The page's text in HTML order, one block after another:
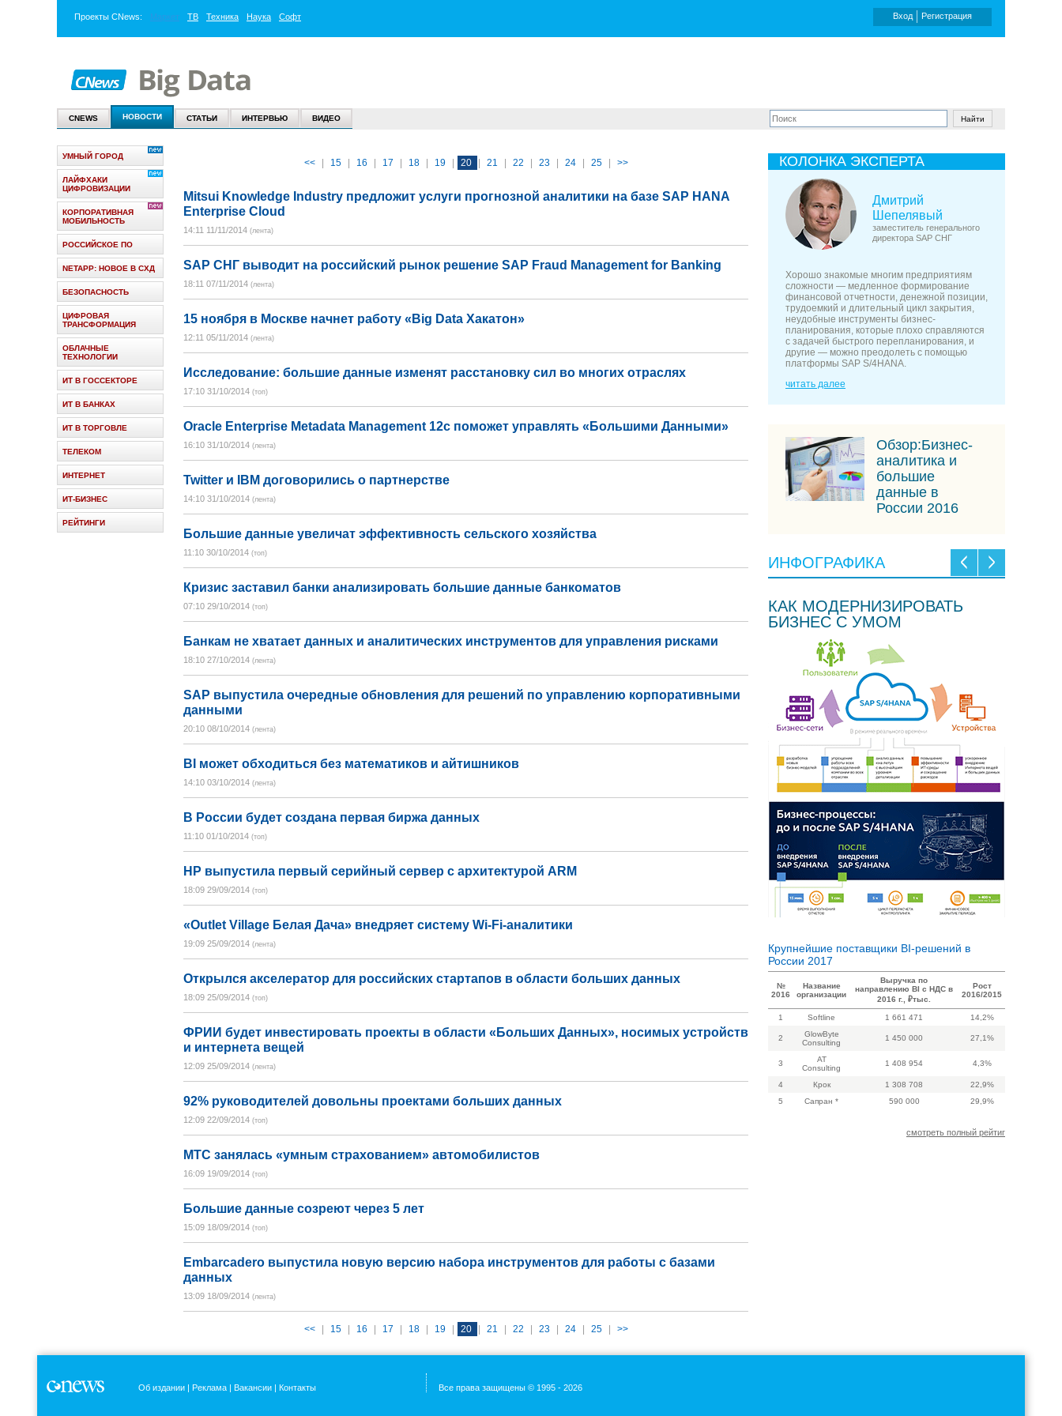
Вход Регистрация
Проекты CNews: Маркет ТВ Техника Наука Софт
CNEWS НОВОСТИ СТАТЬИ ИНТЕРВЬЮ ВИДЕО
<< 15 16 17 18 19 20 21 22 23 24 25 >>
Mitsui Knowledge Industry предложит услуги прогнозной аналитики на базе SAP HANA
Enterprise Cloud
14:11 11/11/2014 (лента)
SAP СНГ выводит на российский рынок решение SAP Fraud Management for Banking
18:11 07/11/2014 (лента)
15 ноября в Москве начнет работу «Big Data Хакатон»
12:11 05/11/2014 (лента)
Исследование: большие данные изменят расстановку сил во многих отраслях
17:10 31/10/2014 (топ)
Oracle Enterprise Metadata Management 12c поможет управлять «Большими Данными»
16:10 31/10/2014 (лента)
Twitter и IBM договорились о партнерстве
14:10 31/10/2014 (лента)
Большие данные увеличат эффективность сельского хозяйства
11:10 30/10/2014 (топ)
Кризис заставил банки анализировать большие данные банкоматов
07:10 29/10/2014 (топ)
Банкам не хватает данных и аналитических инструментов для управления рисками
18:10 27/10/2014 (лента)
SAP выпустила очередные обновления для решений по управлению корпоративными
данными
20:10 08/10/2014 (лента)
BI может обходиться без математиков и айтишников
14:10 03/10/2014 (лента)
В России будет создана первая биржа данных
11:10 01/10/2014 (топ)
HP выпустила первый серийный сервер с архитектурой ARM
18:09 29/09/2014 (топ)
«Outlet Village Белая Дача» внедряет систему Wi-Fi-аналитики
19:09 25/09/2014 (лента)
Открылся акселератор для российских стартапов в области больших данных
18:09 25/09/2014 (топ)
ФРИИ будет инвестировать проекты в области «Больших Данных», носимых устройств
и интернета вещей
12:09 25/09/2014 (лента)
92% руководителей довольны проектами больших данных
12:09 22/09/2014 (топ)
МТС занялась «умным страхованием» автомобилистов
16:09 19/09/2014 (топ)
Большие данные созреют через 5 лет
15:09 18/09/2014 (топ)
Embarcadero выпустила новую версию набора инструментов для работы с базами
данных
13:09 18/09/2014 (лента)
<< 15 16 17 18 19 20 21 22 23 24 25 >>
КОЛОНКА ЭКСПЕРТА
Дмитрий
Шепелявый
заместитель генерального
директора SAP СНГ
Хорошо знакомые многим предприятиям
сложности — медленное формирование
финансовой отчетности, денежной позиции,
трудоемкий и длительный цикл закрытия,
неудобные инструменты бизнес-
планирования, которые плохо справляются
с задачей быстрого перепланирования, и
другие — можно преодолеть с помощью
платформы SAP S/4HANA.
читать далее
Обзор:Бизнес-
аналитика и
большие
данные в
России 2016
ИНФОГРАФИКА
КАК МОДЕРНИЗИРОВАТЬ
БИЗНЕС С УМОМ
Next
Крупнейшие поставщики BI-решений в
России 2017
№
2016
Название
организации
Выручка по
направлению BI с НДС в
2016 г., ₽тыс.
Рост
2016/2015
1 Softline 1 661 471 14,2%
2
GlowByte
Consulting
1 450 000 27,1%
3
AT
Consulting
1 408 954 4,3%
4 Крок 1 308 708
22,9%
5
Сапран * 590 000 29,9%
смотреть полный рейтиг
УМНЫЙ ГОРОД
ЛАЙФХАКИ
ЦИФРОВИЗАЦИИ
КОРПОРАТИВНАЯ
МОБИЛЬНОСТЬ
РОССИЙСКОЕ ПО
NETAPP: НОВОЕ В СХД
БЕЗОПАСНОСТЬ
ЦИФРОВАЯ
ТРАНСФОРМАЦИЯ
ОБЛАЧНЫЕ
ТЕХНОЛОГИИ
ИТ В ГОССЕКТОРЕ
ИТ В БАНКАХ
ИТ В ТОРГОВЛЕ
ТЕЛЕКОМ
ИНТЕРНЕТ
ИТ-БИЗНЕС
РЕЙТИНГИ
Об издании Реклама Вакансии Контакты Все права защищены © 1995 - 2026